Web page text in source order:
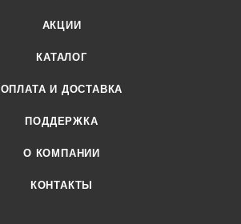
АКЦИИ
КАТАЛОГ
ОПЛАТА И ДОСТАВКА
ПОДДЕРЖКА
О КОМПАНИИ
КОНТАКТЫ